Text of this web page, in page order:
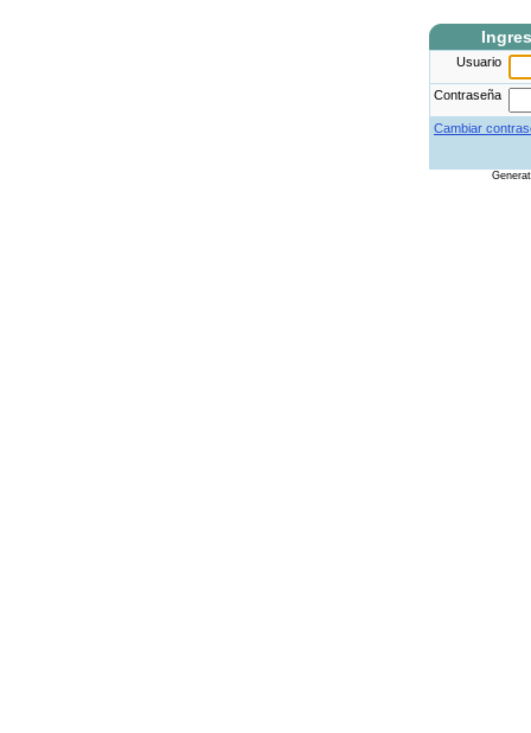
Usuario
Contraseña
Cambiar